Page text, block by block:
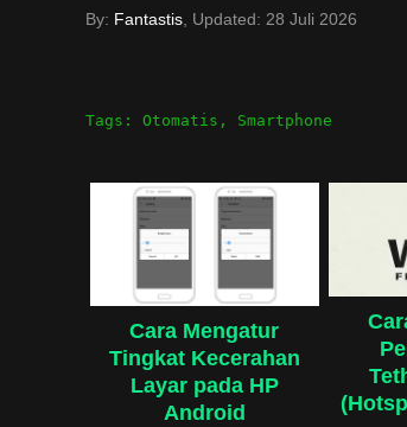
By: Fantastis , Updated: 28 Juli 2026
Tags: Otomatis , Smartphone
Cara Mengatur
Tingkat Kecerahan
Layar pada HP
Android